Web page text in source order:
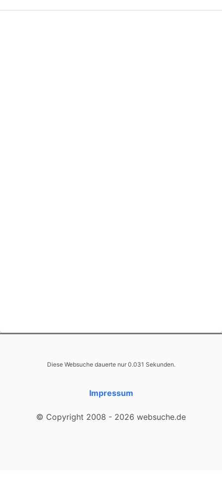
Diese Websuche dauerte nur 0.031 Sekunden.
Impressum
© Copyright 2008 - 2026 websuche.de